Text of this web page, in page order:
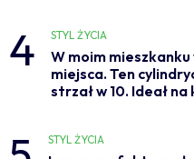
4 STYL ŻYCIA
W moim
miejsca. Ten
strzał w 10. Ideał
STYL ŻYCIA